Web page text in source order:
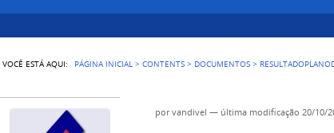
VOCÊ ESTÁ AQUI: PÁGINA INICIAL >CONTENTS > DOCUMENTOS >
porvandivel — última modificação 20/10/